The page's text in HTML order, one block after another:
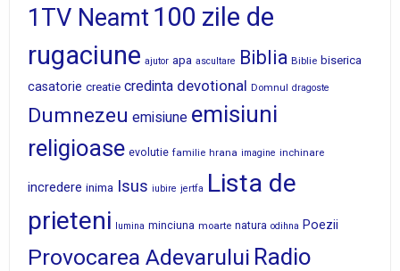
1TV Neamt 100 zile de
rugaciune ajutor apa ascultare Biblia Biblie biserica
casatorie creatie credinta devotional Domnul dragoste
Dumnezeu emisiune emisiuni
religioase evolutie familie hrana imagine inchinare
incredere inima Isus iubire jertfa Lista de
prieteni lumina minciuna moarte natura odihna Poezii
Provocarea Adevarului Radio